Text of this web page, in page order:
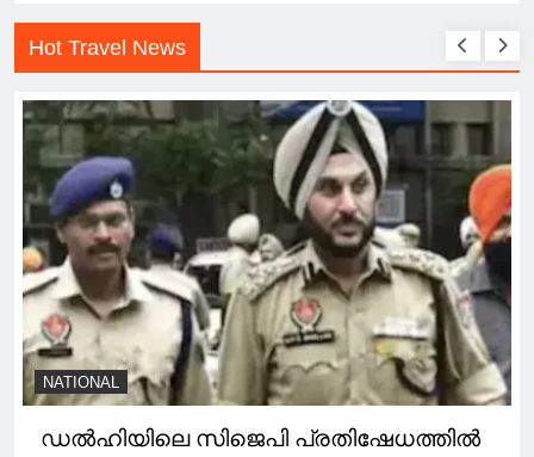
Hot Travel News
NATIONAL
ഡൽഹിയിലെ സിജെപി പ്രതിഷേധത്തിൽ